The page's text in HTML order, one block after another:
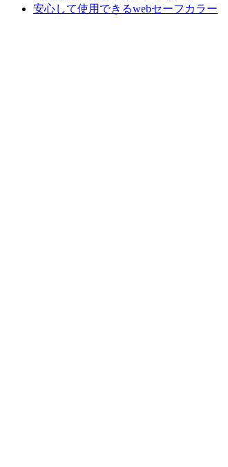
安心して使用できるwebセーフカラー